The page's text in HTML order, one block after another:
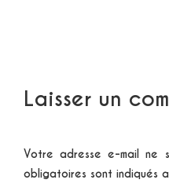
Laisser un
Votre adresse e-mail ne
obligatoires sont indiqués